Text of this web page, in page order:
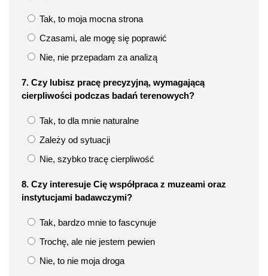
Tak, to moja mocna strona
Czasami, ale mogę się poprawić
Nie, nie przepadam za analizą
7. Czy lubisz pracę precyzyjną, wymagającą
cierpliwości podczas badań terenowych?
Tak, to dla mnie naturalne
Zależy od sytuacji
Nie, szybko tracę cierpliwość
8. Czy interesuje Cię współpraca z muzeami oraz
instytucjami badawczymi?
Tak, bardzo mnie to fascynuje
Trochę, ale nie jestem pewien
Nie, to nie moja droga